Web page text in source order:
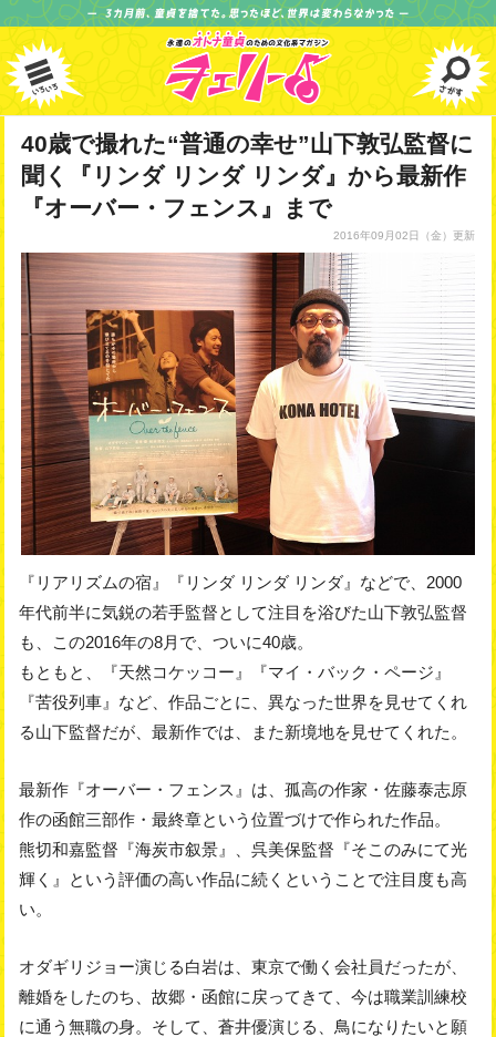
40歳で撮れた“普通の幸せ”山下敦弘監督に
聞く『リンダ リンダ リンダ』から最新作
『オーバー・フェンス』まで
2016年09月02日 （金）更新
『リアリズムの宿』『リンダ リンダ リンダ』などで、2000
年代前半に気鋭の若手監督として注目を浴びた山下敦弘監督
も、この2016年の8月で、ついに40歳。
もともと、『天然コケッコー』『マイ・バック・ページ』
『苦役列車』など、作品ごとに、異なった世界を見せてくれ
る山下監督だが、最新作では、また新境地を見せてくれた。
最新作『オーバー・フェンス』は、孤高の作家・佐藤泰志原
作の函館三部作・最終章という位置づけで作られた作品。
熊切和嘉監督『海炭市叙景』、呉美保監督『そこのみにて光
輝く』という評価の高い作品に続くということで注目度も高
い。
オダギリジョー演じる白岩は、東京で働く会社員だったが、
離婚をしたのち、故郷・函館に戻ってきて、今は職業訓練校
に通う無職の身。そして、蒼井優演じる、鳥になりたいと願